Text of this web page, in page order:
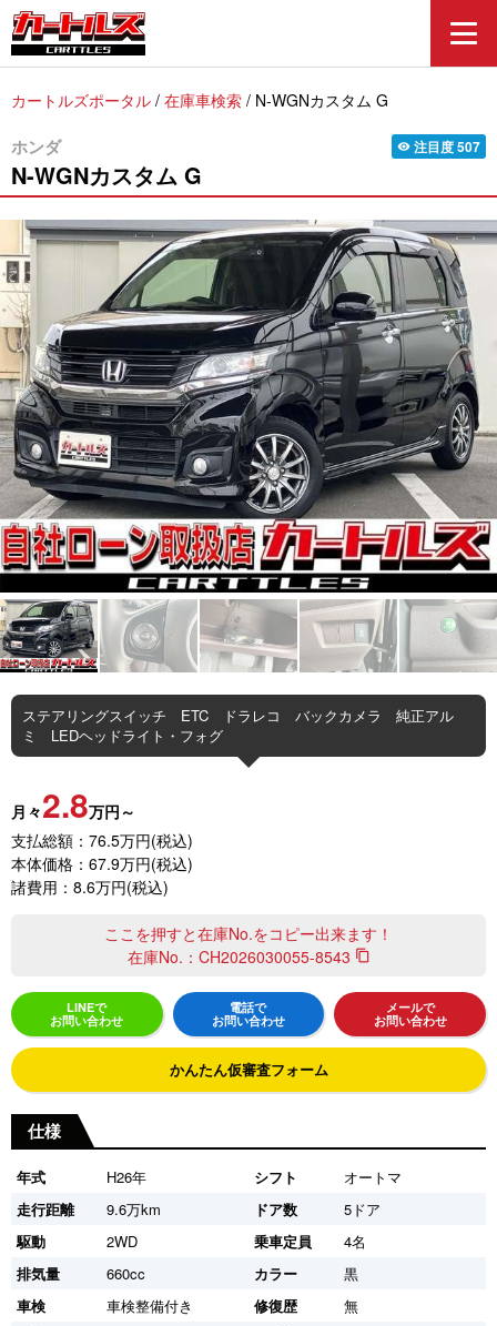
カートルズポータル / 在庫車検索 / N-WGNカスタム G
ホンダ
N-WGNカスタム G
visibility 注目度507
ステアリングスイッチ ETC ドラレコ バックカメラ 純正アル
ミ LEDヘッドライト・フォグ
月々2.8万円～
支払総額：76.5万円(税込)
本体価格：67.9万円(税込)
諸費用：8.6万円(税込)
ここを押すと在庫No.をコピー出来ます！
在庫No.： CH2026030055-8543 content_copy
LINEで
お問い合わせ
電話で
お問い合わせ
メールで
お問い合わせ
かんたん仮審査フォーム
仕様
年式 H26年 シフト
オートマ
走行距離
9.6万km ドア数
5ドア
駆動
2WD 乗車定員
4名
排気量
660cc カラー
黒
車検
車検整備付き 修復歴
無